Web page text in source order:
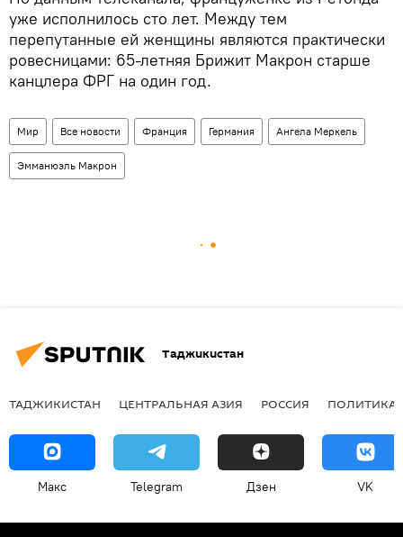
уже исполнилось сто лет. Между тем
перепутанные ей женщины являются практически
ровесницами: 65-летняя Брижит Макрон старше
канцлера ФРГ на один год.
Мир Все новости Франция Германия Ангела Меркель
Эмманюэль Макрон
Таджикистан
ТАДЖИКИСТАН ЦЕНТРАЛЬНАЯ АЗИЯ РОССИЯ ПОЛИТИКА
Макс Telegram Дзен VK